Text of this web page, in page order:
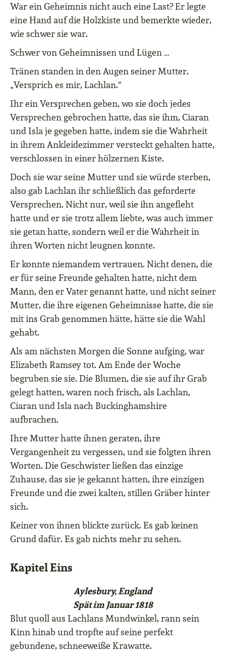
War ein Geheimnis nicht auch eine Last? Er legte
eine Hand auf die Holzkiste und bemerkte wieder,
wie schwer sie war.
Schwer von Geheimnissen und Lügen …
Tränen standen in den Augen seiner Mutter.
„Versprich es mir, Lachlan.“
Ihr ein Versprechen geben, wo sie doch jedes
Versprechen gebrochen hatte, das sie ihm, Ciaran
und Isla je gegeben hatte, indem sie die Wahrheit
in ihrem Ankleidezimmer versteckt gehalten hatte,
verschlossen in einer hölzernen Kiste.
Doch sie war seine Mutter und sie würde sterben,
also gab Lachlan ihr schließlich das geforderte
Versprechen. Nicht nur, weil sie ihn angefleht
hatte und er sie trotz allem liebte, was auch immer
sie getan hatte, sondern weil er die Wahrheit in
ihren Worten nicht leugnen konnte.
Er konnte niemandem vertrauen. Nicht denen, die
er für seine Freunde gehalten hatte, nicht dem
Mann, den er Vater genannt hatte, und nicht seiner
Mutter, die ihre eigenen Geheimnisse hatte, die sie
mit ins Grab genommen hätte, hätte sie die Wahl
gehabt.
Als am nächsten Morgen die Sonne aufging, war
Elizabeth Ramsey tot. Am Ende der Woche
begruben sie sie. Die Blumen, die sie auf ihr Grab
gelegt hatten, waren noch frisch, als Lachlan,
Ciaran und Isla nach Buckinghamshire
aufbrachen.
Ihre Mutter hatte ihnen geraten, ihre
Vergangenheit zu vergessen, und sie folgten ihren
Worten. Die Geschwister ließen das einzige
Zuhause, das sie je gekannt hatten, ihre einzigen
Freunde und die zwei kalten, stillen Gräber hinter
sich.
Keiner von ihnen blickte zurück. Es gab keinen
Grund dafür. Es gab nichts mehr zu sehen.
Kapitel Eins
Aylesbury, England
Spät im Januar 1818
Blut quoll aus Lachlans Mundwinkel, rann sein
Kinn hinab und tropfte auf seine perfekt
gebundene, schneeweiße Krawatte.